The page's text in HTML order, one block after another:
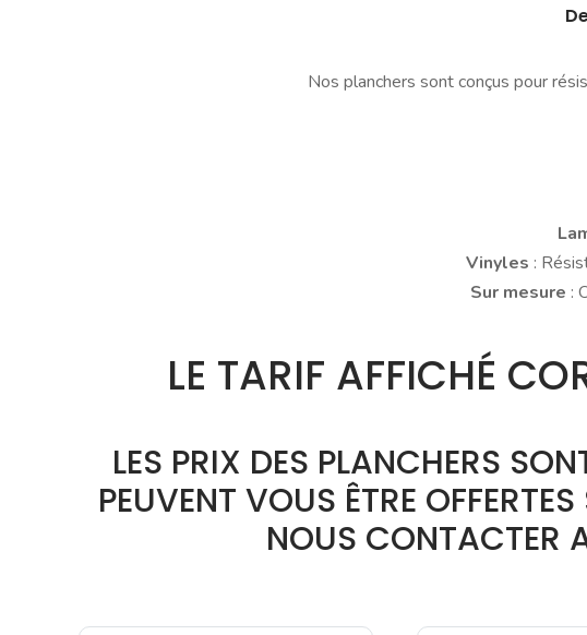
Nos planchers sont conçus pour
Vinyles :
Sur mesure :
LE TARIF AFFICHÉ
LES PRIX DES PLANCHERS
PEUVENT VOUS ÊTRE
NOUS CONTACTER